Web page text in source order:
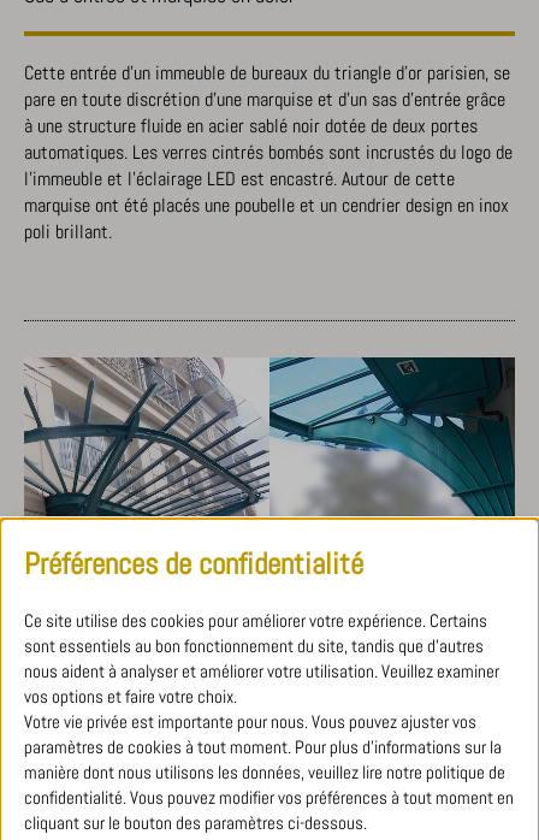
Cette entrée d’un immeuble de bureaux du triangle d’or parisien, se
pare en toute discrétion d’une marquise et d’un sas d’entrée grâce
à une structure fluide en acier sablé noir dotée de deux portes
automatiques. Les verres cintrés bombés sont incrustés du logo de
l’immeuble et l’éclairage LED est encastré. Autour de cette
marquise ont été placés une poubelle et un cendrier design en inox
poli brillant.
MARQUISES CONTEMPORAINES
CINÉMA À DINARD
Marquise design en acier
Marquise de très larges dimensions destinée à abriter le public
d’un cinéma à Dinard.
Toute en acier, elle a été réalisée en collaboration avec l’architecte
Préférences de confidentialité
Ce site utilise des cookies pour améliorer votre expérience. Certains
sont essentiels au bon fonctionnement du site, tandis que d'autres
nous aident à analyser et améliorer votre utilisation. Veuillez examiner
vos options et faire votre choix.
Votre vie privée est importante pour nous. Vous pouvez ajuster vos
paramètres de cookies à tout moment. Pour plus d'informations sur la
manière dont nous utilisons les données, veuillez lire notre politique de
confidentialité. Vous pouvez modifier vos préférences à tout moment en
cliquant sur le bouton des paramètres ci-dessous.